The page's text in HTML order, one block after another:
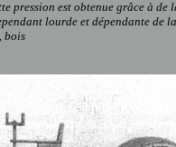
pression est obtenue grâce à de
lourde et dépendante de
bois